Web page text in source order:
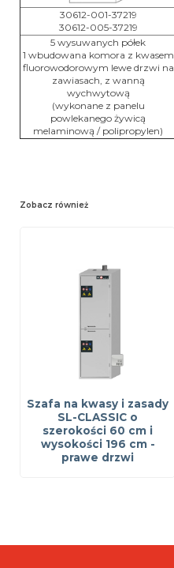
30612-001-37219
30612-005-37219
5 wysuwanych półek
1 wbudowana komora z kwasem
fluorowodorowym lewe drzwi na
zawiasach, z wanną
wychwytową
(wykonane z panelu
powlekanego żywicą
melaminową / polipropylen)
Zobacz również
Szafa na kwasy i zasady
SL-CLASSIC o
szerokości 60 cm i
wysokości 196 cm -
prawe drzwi